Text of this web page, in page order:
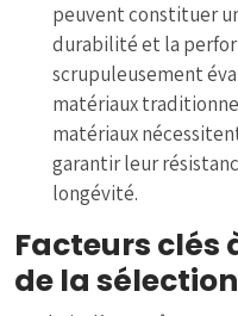
peuvent constituer
durabilité et la
scrupuleusement
matériaux
matériaux
garantir leur
longévité.
Facteurs clés
de la sélection